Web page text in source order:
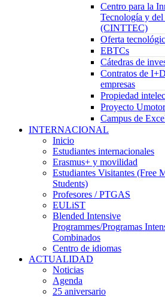
Centro para la
Tecnología y
(CINTTEC)
Oferta
EBTCs
Cátedras de
Contratos de
empresas
Propiedad
Proyecto Umotor
Campus de
INTERNACIONAL
Inicio
Estudiantes internacionales
Erasmus+ y movilidad
Estudiantes Visitantes (Free
Students)
Profesores / PTGAS
EULiST
Blended Intensive
Programmes/Programas
Combinados
Centro de idiomas
ACTUALIDAD
Noticias
Agenda
25 aniversario